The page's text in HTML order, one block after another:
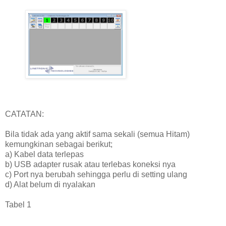
CATATAN:
Bila tidak ada yang aktif sama sekali (semua Hitam)
kemungkinan sebagai berikut;
a) Kabel data terlepas
b) USB adapter rusak atau terlebas koneksi nya
c) Port nya berubah sehingga perlu di setting ulang
d) Alat belum di nyalakan
Tabel 1